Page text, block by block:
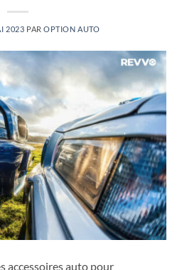
2023 PAROPTION AUTO
accessoires auto pour